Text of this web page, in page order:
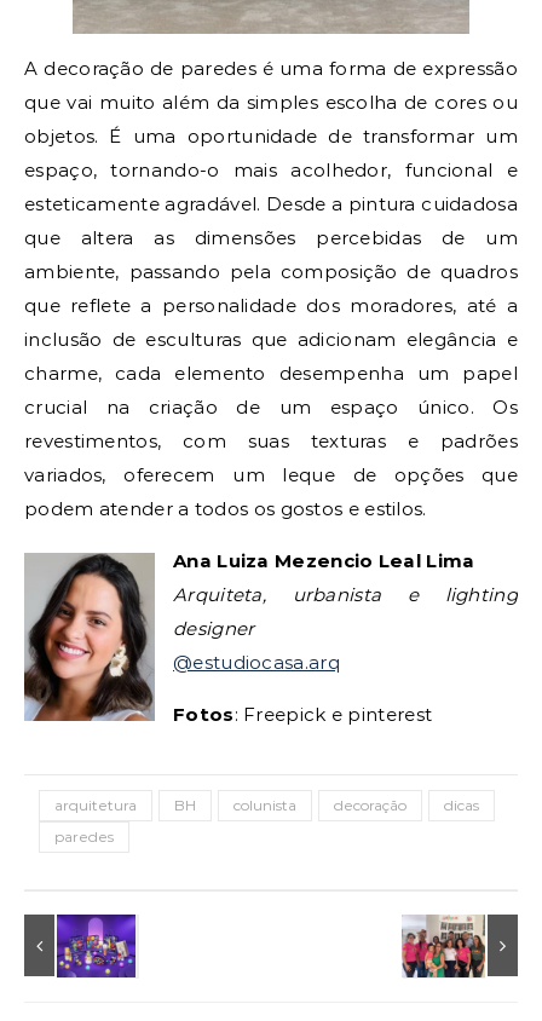
A decoração de paredes é uma forma de expressão
que vai muito além da simples escolha de cores ou
objetos. É uma oportunidade de transformar um
espaço, tornando-o mais acolhedor, funcional e
esteticamente agradável. Desde a pintura cuidadosa
que altera as dimensões percebidas de um
ambiente, passando pela composição de quadros
que reflete a personalidade dos moradores, até a
inclusão de esculturas que adicionam elegância e
charme, cada elemento desempenha um papel
crucial na criação de um espaço único. Os
revestimentos, com suas texturas e padrões
variados, oferecem um leque de opções que
podem atender a todos os gostos e estilos.
Ana Luiza Mezencio Leal Lima
Arquiteta, urbanista e lighting
designer
@estudiocasa.arq
Fotos: Freepick e pinterest
arquitetura BH colunista decoração
dicas
paredes